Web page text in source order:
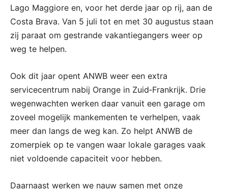
Lago Maggiore en, voor het derde jaar op rij, aan de
Costa Brava. Van 5 juli tot en met 30 augustus staan
zij paraat om gestrande vakantiegangers weer op
weg te helpen.
Ook dit jaar opent ANWB weer een extra
servicecentrum nabij Orange in Zuid‑Frankrijk. Drie
wegenwachten werken daar vanuit een garage om
zoveel mogelijk mankementen te verhelpen, vaak
meer dan langs de weg kan. Zo helpt ANWB de
zomerpiek op te vangen waar lokale garages vaak
niet voldoende capaciteit voor hebben.
Daarnaast werken we nauw samen met onze